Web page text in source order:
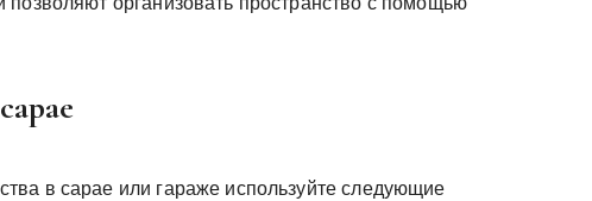
в сарае или гараже используйте следующие